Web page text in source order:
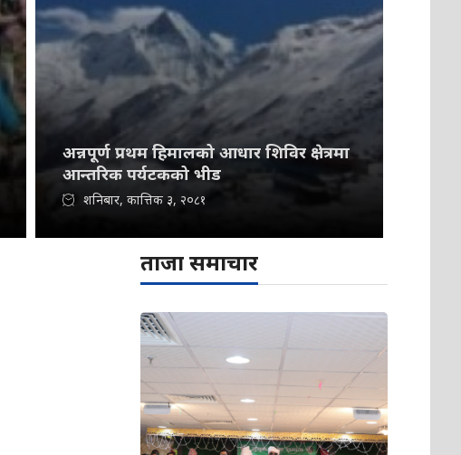
अन्नपूर्ण प्रथम हिमालको आधार शिविर क्षेत्रमा
आन्तरिक पर्यटकको भीड
शनिबार, कात्तिक ३, २०८१
ताजा समाचार